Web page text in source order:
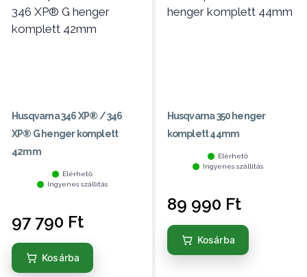
Husqvarna 346 XP® / 346
XP® G henger komplett
42mm
Elérhető
Ingyenes szállítás
97 790 Ft
Kosárba
Husqvarna 350 henger
komplett 44mm
Elérhető
Ingyenes szállítás
89 990 Ft
Kosárba